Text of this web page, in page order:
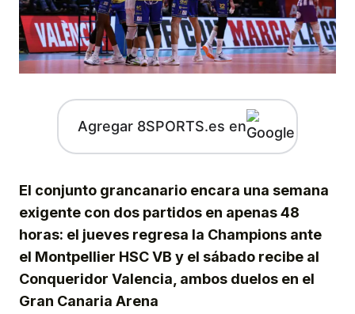
Agregar 8SPORTS.es en
El conjunto grancanario encara una semana
exigente con dos partidos en apenas 48
horas: el jueves regresa la Champions ante
el Montpellier HSC VB y el sábado recibe al
Conqueridor Valencia, ambos duelos en el
Gran Canaria Arena